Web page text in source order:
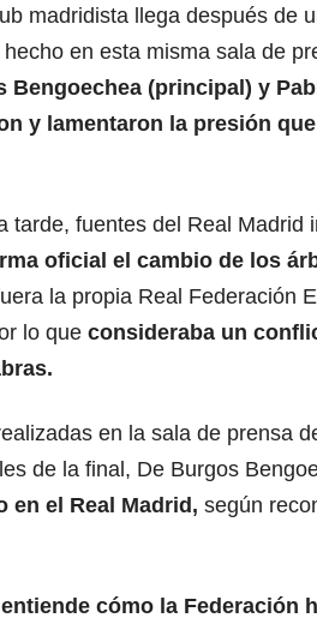
madridista llega después de
en esta misma sala de
Bengoechea (principal) y
y lamentaron la presión
tarde, fuentes del Real Madrid
oficial el cambio de los
la propia Real Federación
lo que consideraba un
en la sala de prensa
de la final, De Burgos
en el Real Madrid, según
cómo la Federación